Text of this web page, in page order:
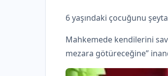
6 yaşındaki çocuğunu
Mahkemede kendilerini
mezara götüreceğine”